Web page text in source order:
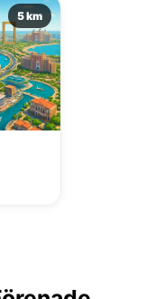
5 km